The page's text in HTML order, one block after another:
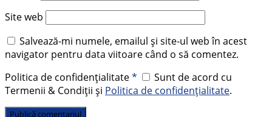
Site web
Salvează-mi numele, emailul și site-ul web în acest
navigator pentru data viitoare când o să comentez.
Politica de confidențialitate*
Sunt de acord cu
Termenii & Condiții și Politica de confidențialitate.